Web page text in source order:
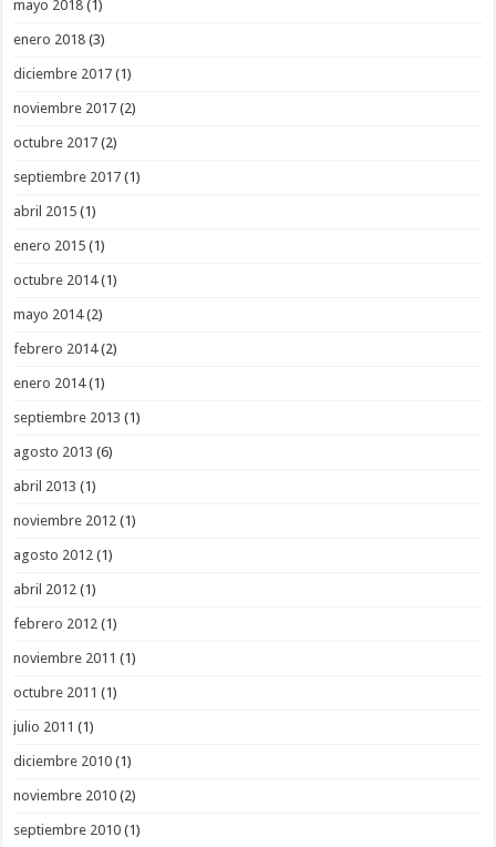
mayo 2018 (1)
enero 2018 (3)
diciembre 2017 (1)
noviembre 2017 (2)
octubre 2017 (2)
septiembre 2017 (1)
abril 2015 (1)
enero 2015 (1)
octubre 2014(1)
mayo 2014(2)
febrero 2014(2)
enero 2014(1)
septiembre 2013 (1)
agosto 2013 (6)
abril 2013 (1)
noviembre 2012 (1)
agosto 2012 (1)
abril 2012 (1)
febrero 2012 (1)
noviembre 2011 (1)
octubre 2011 (1)
julio 2011 (1)
diciembre 2010 (1)
noviembre 2010 (2)
septiembre 2010 (1)